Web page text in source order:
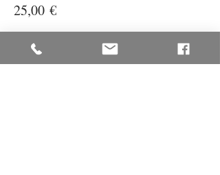
25,00 €